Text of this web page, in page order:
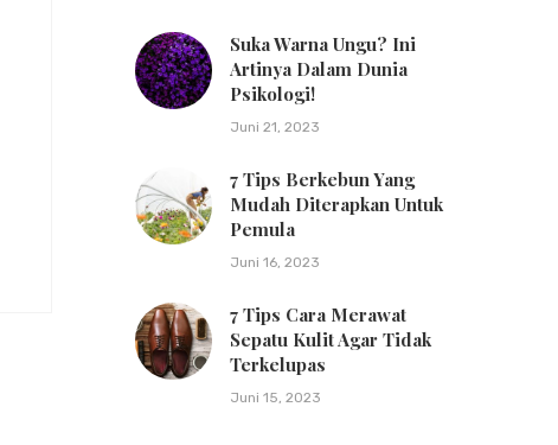
Suka Warna Ungu? Ini
Artinya Dalam Dunia
Psikologi!
Juni 21, 2023
7 Tips Berkebun Yang
Mudah Diterapkan Untuk
Pemula
Juni 16, 2023
7 Tips Cara Merawat
Sepatu Kulit Agar Tidak
Terkelupas
Juni 15, 2023